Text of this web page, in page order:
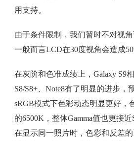
用支持。
由于条件限制，我们暂时不对视角
一般而言LCD在30度视角会造成
在灰阶和色准成绩上，Galaxy S9
S8/S8+、Note8有了明显的进步，
sRGB模式下色彩动态明显更好，
的6500K，整体Gamma值也更接
在显示同一照片时，色彩和反差